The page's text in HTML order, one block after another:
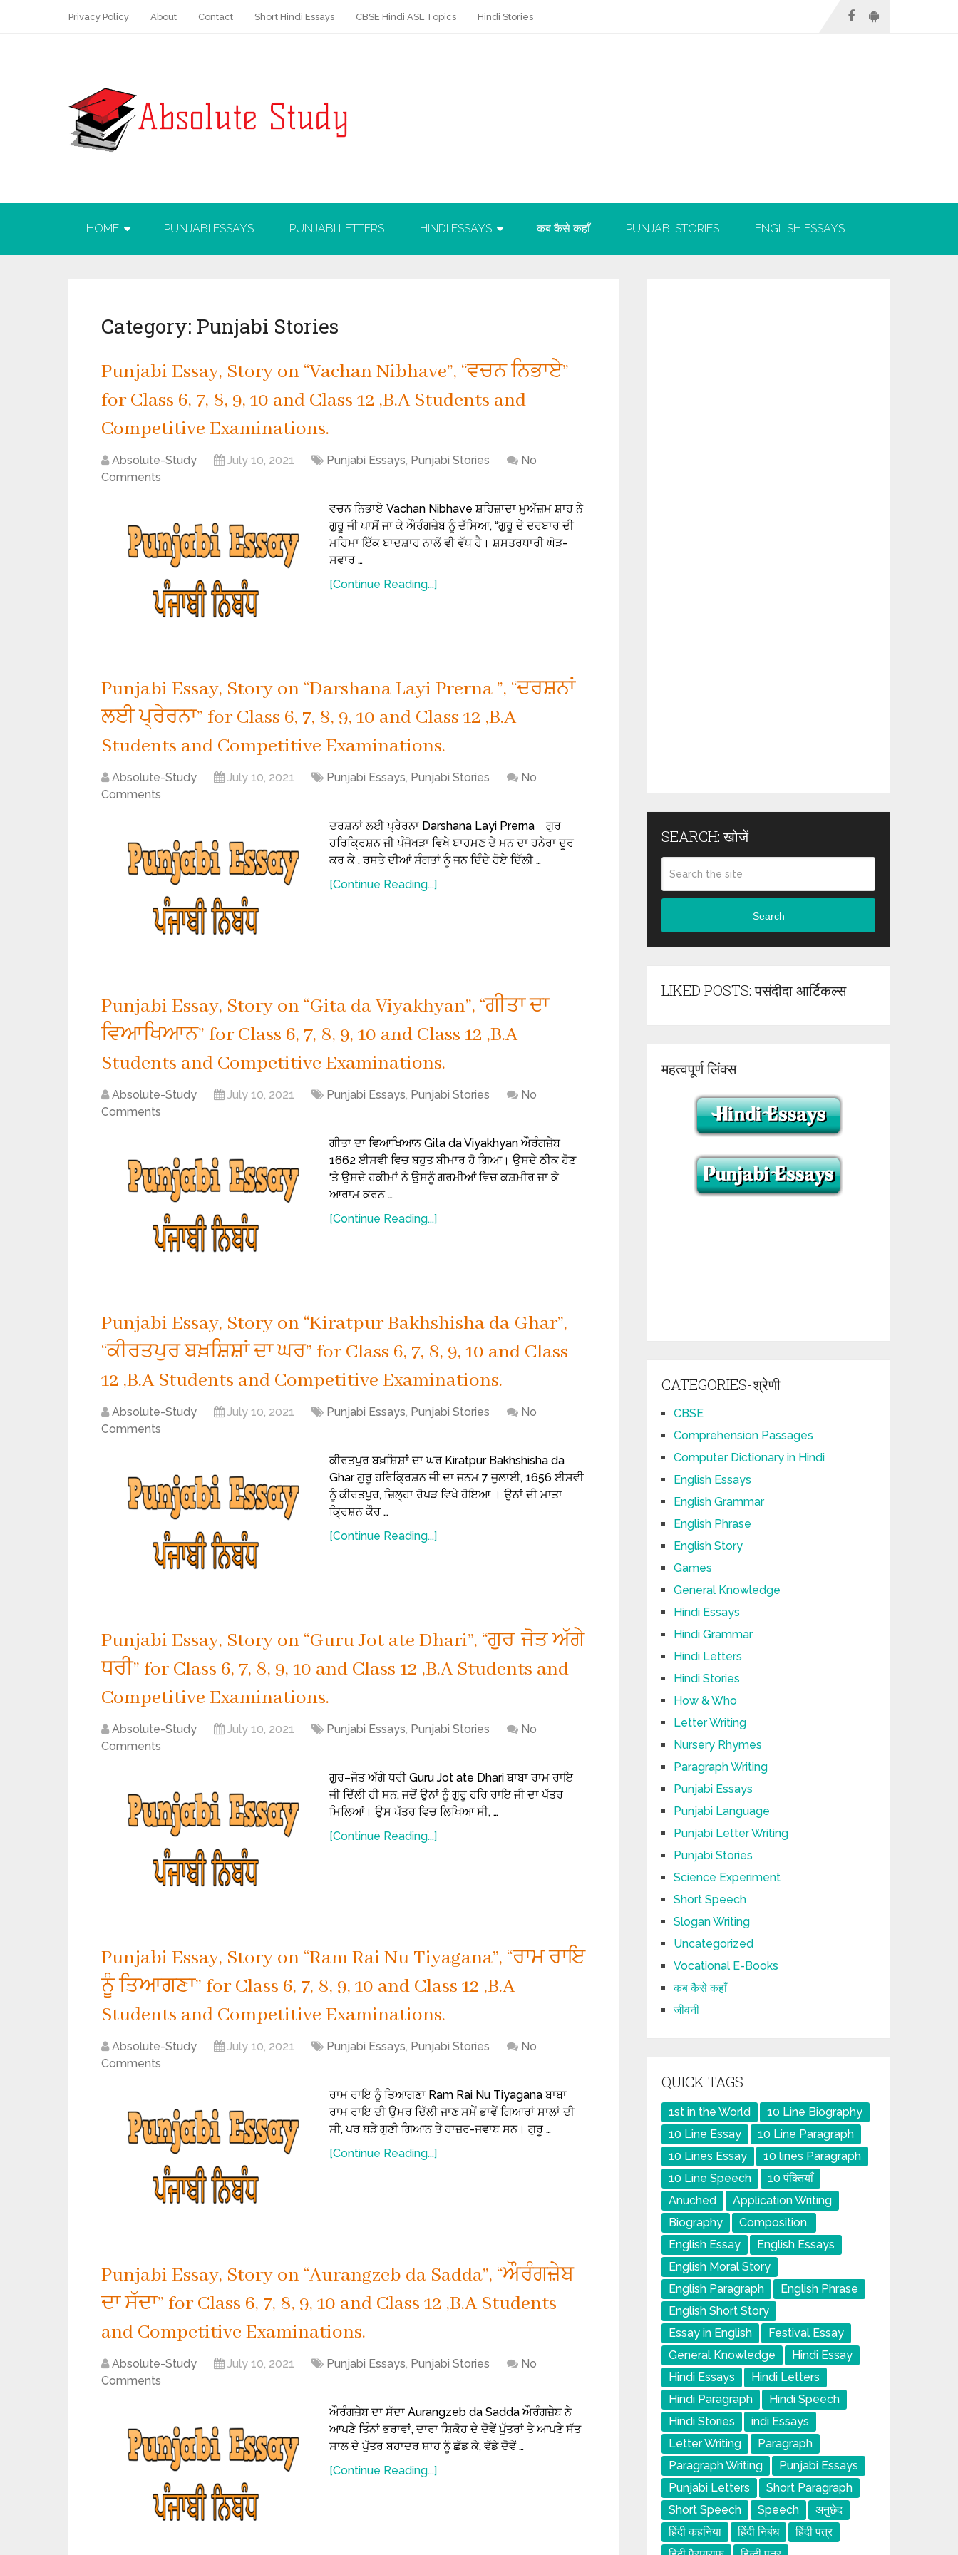
Privacy Policy About Contact Short Hindi Essays CBSE Hindi ASL Topics Hindi Stories
HOME PUNJABI ESSAYS PUNJABI LETTERS HINDI ESSAYS कब कैसे कहाँ PUNJABI STORIES ENGLISH ESSAYS
Category: Punjabi Stories
Punjabi Essay, Story on “Vachan Nibhave”, “ਵਚਨ ਨਿਭਾਏ”
for Class 6, 7, 8, 9, 10 and Class 12 ,B.A Students and
Competitive Examinations.
Absolute-Study July 10, 2021 Punjabi Essays, Punjabi Stories
No
Comments
ਵਚਨ ਨਿਭਾਏ Vachan Nibhave ਸ਼ਹਿਜ਼ਾਦਾ ਮੁਅੱਜ਼ਮ ਸ਼ਾਹ ਨੇ
ਗੁਰੂ ਜੀ ਪਾਸੋਂ ਜਾ ਕੇ ਔਰੰਗਜ਼ੇਬ ਨੂੰ ਦੱਸਿਆ, “ਗੁਰੂ ਦੇ ਦਰਬਾਰ ਦੀ
ਮਹਿਮਾ ਇੱਕ ਬਾਦਸ਼ਾਹ ਨਾਲੋਂ ਵੀ ਵੱਧ ਹੈ। ਸ਼ਸਤਰਧਾਰੀ ਘੋੜ-
ਸਵਾਰ …
[Continue Reading...]
Punjabi Essay, Story on “Darshana Layi Prerna ”, “ਦਰਸ਼ਨਾਂ
ਲਈ ਪ੍ਰੇਰਨਾ” for Class 6, 7, 8, 9, 10 and Class 12 ,B.A
Students and Competitive Examinations.
Absolute-Study July 10, 2021 Punjabi Essays, Punjabi Stories
No
Comments
ਦਰਸ਼ਨਾਂ ਲਈ ਪ੍ਰੇਰਨਾ Darshana Layi Prerna ਗੁਰ
ਹਰਿਕ੍ਰਿਸ਼ਨ ਜੀ ਪੰਜੋਖੜਾ ਵਿਖੇ ਬਾਹਮਣ ਦੇ ਮਨ ਦਾ ਹਨੇਰਾ ਦੂਰ
ਕਰ ਕੇ , ਰਸਤੇ ਦੀਆਂ ਸੰਗਤਾਂ ਨੂੰ ਜਨ ਦਿੰਦੇ ਹੋਏ ਦਿੱਲੀ …
[Continue Reading...]
Punjabi Essay, Story on “Gita da Viyakhyan”, “ਗੀਤਾ ਦਾ
ਵਿਆਖਿਆਨ” for Class 6, 7, 8, 9, 10 and Class 12 ,B.A
Students and Competitive Examinations.
Absolute-Study July 10, 2021 Punjabi Essays, Punjabi Stories
No
Comments
ਗੀਤਾ ਦਾ ਵਿਆਖਿਆਨ Gita da Viyakhyan ਔਰੰਗਜ਼ੇਬ
1662 ਈਸਵੀ ਵਿਚ ਬਹੁਤ ਬੀਮਾਰ ਹੋ ਗਿਆ। ਉਸਦੇ ਠੀਕ ਹੋਣ
‘ਤੇ ਉਸਦੇ ਹਕੀਮਾਂ ਨੇ ਉਸਨੂੰ ਗਰਮੀਆਂ ਵਿਚ ਕਸ਼ਮੀਰ ਜਾ ਕੇ
ਆਰਾਮ ਕਰਨ …
[Continue Reading...]
Punjabi Essay, Story on “Kiratpur Bakhshisha da Ghar”,
“ਕੀਰਤਪੁਰ ਬਖ਼ਸ਼ਿਸ਼ਾਂ ਦਾ ਘਰ” for Class 6, 7, 8, 9, 10 and Class
12 ,B.A Students and Competitive Examinations.
Absolute-Study July 10, 2021 Punjabi Essays, Punjabi Stories
No
Comments
ਕੀਰਤਪੁਰ ਬਖ਼ਸ਼ਿਸ਼ਾਂ ਦਾ ਘਰ Kiratpur Bakhshisha da
Ghar ਗੁਰੂ ਹਰਿਕ੍ਰਿਸ਼ਨ ਜੀ ਦਾ ਜਨਮ 7 ਜੁਲਾਈ, 1656 ਈਸਵੀ
ਨੂੰ ਕੀਰਤਪੁਰ, ਜ਼ਿਲ੍ਹਾ ਰੋਪੜ ਵਿਖੇ ਹੋਇਆ । ਉਨਾਂ ਦੀ ਮਾਤਾ
ਕ੍ਰਿਸ਼ਨ ਕੌਰ …
[Continue Reading...]
Punjabi Essay, Story on “Guru Jot ate Dhari”, “ਗੁਰ-ਜੋਤ ਅੱਗੇ
ਧਰੀ” for Class 6, 7, 8, 9, 10 and Class 12 ,B.A Students and
Competitive Examinations.
Absolute-Study July 10, 2021 Punjabi Essays, Punjabi Stories
No
Comments
ਗੁਰ–ਜੋਤ ਅੱਗੇ ਧਰੀ Guru Jot ate Dhari ਬਾਬਾ ਰਾਮ ਰਾਇ
ਜੀ ਦਿੱਲੀ ਹੀ ਸਨ, ਜਦੋਂ ਉਨਾਂ ਨੂੰ ਗੁਰੂ ਹਰਿ ਰਾਇ ਜੀ ਦਾ ਪੱਤਰ
ਮਿਲਿਆਂ। ਉਸ ਪੱਤਰ ਵਿਚ ਲਿਖਿਆ ਸੀ, …
[Continue Reading...]
Punjabi Essay, Story on “Ram Rai Nu Tiyagana”, “ਰਾਮ ਰਾਇ
ਨੂੰ ਤਿਆਗਣਾ” for Class 6, 7, 8, 9, 10 and Class 12 ,B.A
Students and Competitive Examinations.
Absolute-Study July 10, 2021 Punjabi Essays, Punjabi Stories
No
Comments
ਰਾਮ ਰਾਇ ਨੂੰ ਤਿਆਗਣਾ Ram Rai Nu Tiyagana ਬਾਬਾ
ਰਾਮ ਰਾਇ ਦੀ ਉਮਰ ਦਿੱਲੀ ਜਾਣ ਸਮੇਂ ਭਾਵੇਂ ਗਿਆਰਾਂ ਸਾਲਾਂ ਦੀ
ਸੀ, ਪਰ ਬੜੇ ਗੁਣੀ ਗਿਆਨ ਤੇ ਹਾਜ਼ਰ-ਜਵਾਬ ਸਨ। ਗੁਰੂ …
[Continue Reading...]
Punjabi Essay, Story on “Aurangzeb da Sadda”, “ਔਰੰਗਜ਼ੇਬ
ਦਾ ਸੱਦਾ” for Class 6, 7, 8, 9, 10 and Class 12 ,B.A Students
and Competitive Examinations.
Absolute-Study July 10, 2021 Punjabi Essays, Punjabi Stories
No
Comments
ਔਰੰਗਜ਼ੇਬ ਦਾ ਸੱਦਾ Aurangzeb da Sadda ਔਰੰਗਜ਼ੇਬ ਨੇ
ਆਪਣੇ ਤਿੰਨਾਂ ਭਰਾਵਾਂ, ਦਾਰਾ ਸ਼ਿਕੋਹ ਦੇ ਦੋਵੇਂ ਪੁੱਤਰਾਂ ਤੇ ਆਪਣੇ ਸੱਤ
ਸਾਲ ਦੇ ਪੁੱਤਰ ਬਹਾਦਰ ਸ਼ਾਹ ਨੂੰ ਛੱਡ ਕੇ, ਵੱਡੇ ਦੋਵੇਂ …
[Continue Reading...]
SEARCH: खोजें
Search
LIKED POSTS: पसंदीदा आर्टिकल्स
महत्वपूर्ण लिंक्स
CATEGORIES-श्रेणी
CBSE
Comprehension Passages
Computer Dictionary in Hindi
English Essays
English Grammar
English Phrase
English Story
Games
General Knowledge
Hindi Essays
Hindi Grammar
Hindi Letters
Hindi Stories
How & Who
Letter Writing
Nursery Rhymes
Paragraph Writing
Punjabi Essays
Punjabi Language
Punjabi Letter Writing
Punjabi Stories
Science Experiment
Short Speech
Slogan Writing
Uncategorized
Vocational E-Books
कब कैसे कहाँ
जीवनी
QUICK TAGS
1st in the World
10 Line Biography
10 Line Essay
10 Line Paragraph
10 Lines Essay
10 lines Paragraph
10 Line Speech
10 पंक्तियाँ
Anuched
Application Writing
Biography
Composition.
English Essay
English Essays
English Moral Story
English Paragraph
English Phrase
English Short Story
Essay in English
Festival Essay
General Knowledge
Hindi Essay
Hindi Essays
Hindi Letters
Hindi Paragraph
Hindi Speech
Hindi Stories
indi Essays
Letter Writing
Paragraph
Paragraph Writing
Punjabi Essays
Punjabi Letters
Short Paragraph
Short Speech
Speech
अनुछेद
हिंदी कहनिया
हिंदी निबंध
हिंदी पत्र